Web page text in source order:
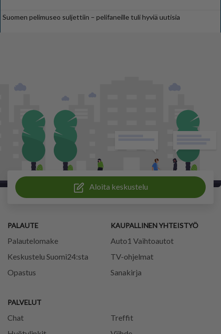
Suomen pelimuseo suljettiin – pelifaneille tuli hyviä uutisia
Aloita keskustelu
PALAUTE
Palautelomake
Keskustelu Suomi24:sta
Opastus
PALVELUT
Chat
Treffit
KAUPALLINEN YHTEISTYÖ
Auto1 Vaihtoautot
TV-ohjelmat
Sanakirja